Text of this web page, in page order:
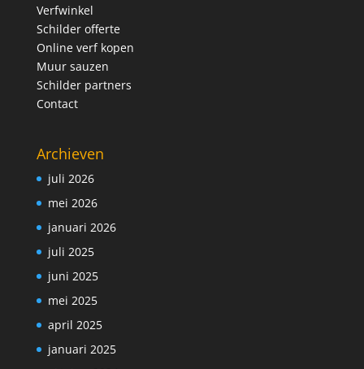
Verfwinkel
Schilder offerte
Online verf kopen
Muur sauzen
Schilder partners
Contact
Archieven
juli 2026
mei 2026
januari 2026
juli 2025
juni 2025
mei 2025
april 2025
januari 2025